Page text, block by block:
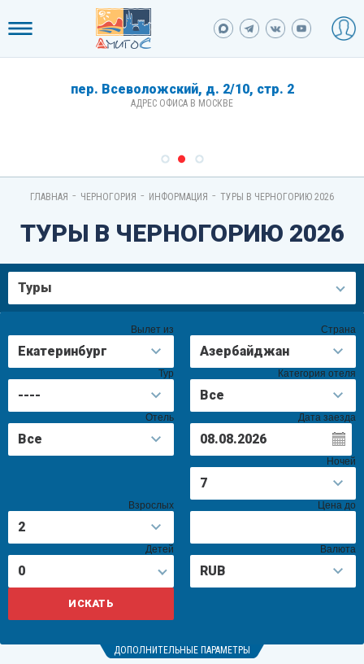
пер. Всеволожский, д. 2/10, стр. 2
АДРЕС ОФИСА В МОСКВЕ
ГЛАВНАЯ - ЧЕРНОГОРИЯ - ИНФОРМАЦИЯ - ТУРЫ В ЧЕРНОГОРИЮ 2026
ТУРЫ В ЧЕРНОГОРИЮ 2026
Туры
Вылет из Страна
Тур Категория отеля
Отель Дата заезда
Ночей
Взрослых
Детей
0
Цена до
Валюта
ДОПОЛНИТЕЛЬНЫЕ ПАРАМЕТРЫ